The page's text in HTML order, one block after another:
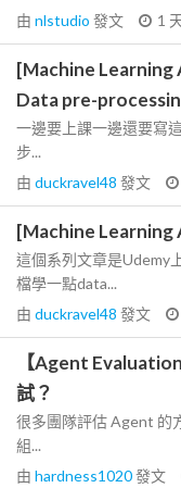
由 nlstudio 發文 1
[Machine Learning
Data pre-
一邊要上課一邊還要寫
步...
由 duckravel48 發文
[Machine Learning
這個系列文章是Udemy
檔學一點data...
由 duckravel48 發文
【Agent
試？
很多團隊評估 Agent 的
組...
由 hardness1020發文